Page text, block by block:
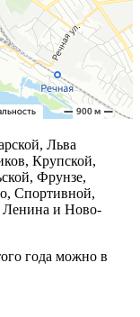
Льва
Крупской,
Фрунзе,
Спортивной,
Ленина и Ново-
года можно в